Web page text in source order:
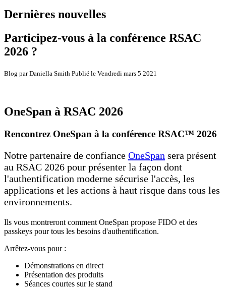
Dernières nouvelles
Participez-vous à la conférence RSAC
2026 ?
Blog par Daniella Smith Publié le Vendredi mars 5 2021
OneSpan à RSAC 2026
Rencontrez OneSpan à la conférence RSAC™ 2026
Notre partenaire de confiance OneSpan sera présent
au RSAC 2026 pour présenter la façon dont
l'authentification moderne sécurise l'accès, les
applications et les actions à haut risque dans tous les
environnements.
Ils vous montreront comment OneSpan propose FIDO et des
passkeys pour tous les besoins d'authentification.
Arrêtez-vous pour :
Démonstrations en direct
Présentation des produits
Séances courtes sur le stand